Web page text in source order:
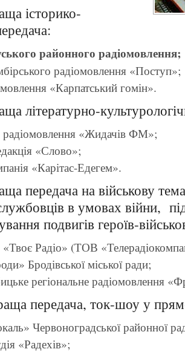
історико-
районного радіомовлення;
радіомовлення «Поступ»;
«Карпатський гомін».
літературно-
«Жидачів ФМ»;
«Слово»;
«Карітас-Едегем».
передача на військову
в умовах війни,
подвигів героїв-
«Твоє Радіо» (ТОВ
Бродівської міської ради;
регіональне радіомовлення
передача, ток-шоу у
Червоноградської районної
«Радехів»;